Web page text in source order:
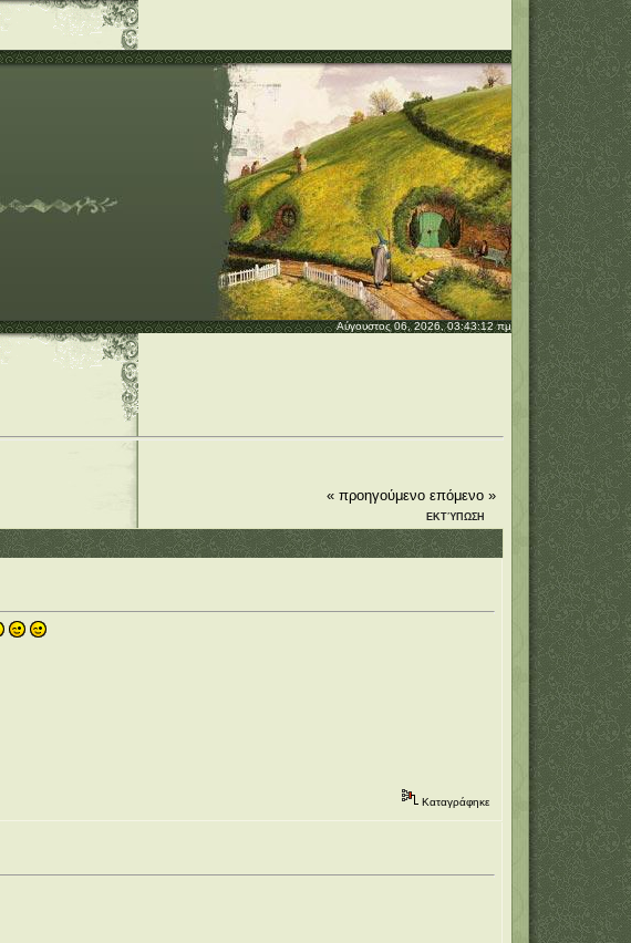
Αύγουστος 06, 2026, 03:43:12 πμ
« προηγούμενο επόμενο »
ΕΚΤΎΠΩΣΗ
Καταγράφηκε